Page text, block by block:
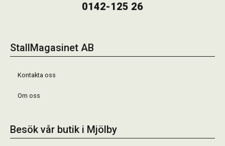
0142-125 26
StallMagasinet AB
Kontakta oss
Om oss
Besök vår butik i Mjölby